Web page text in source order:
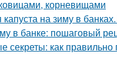
корневищами
на зиму в
в банке: пошаговый
секреты: как правильно